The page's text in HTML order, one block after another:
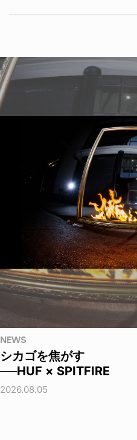
NEWS
シカゴを焦がす
──HUF × SPITFIRE
2026.08.05